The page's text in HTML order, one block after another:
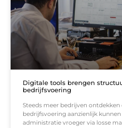
Digitale tools brengen
bedrijfsvoering
Steeds meer bedrijven
bedrijfsvoering aanzienlijk
administratie vroeger via losse